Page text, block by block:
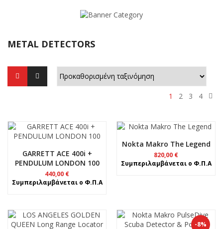
METAL DETECTORS
1 2 3 4
GARRETT ACE 400i +
PENDULUM LONDON 100
440,00 €
Συμπεριλαμβάνεται ο Φ.Π.Α
Nokta Makro The Legend
820,00 €
Συμπεριλαμβάνεται ο Φ.Π.Α
-8%